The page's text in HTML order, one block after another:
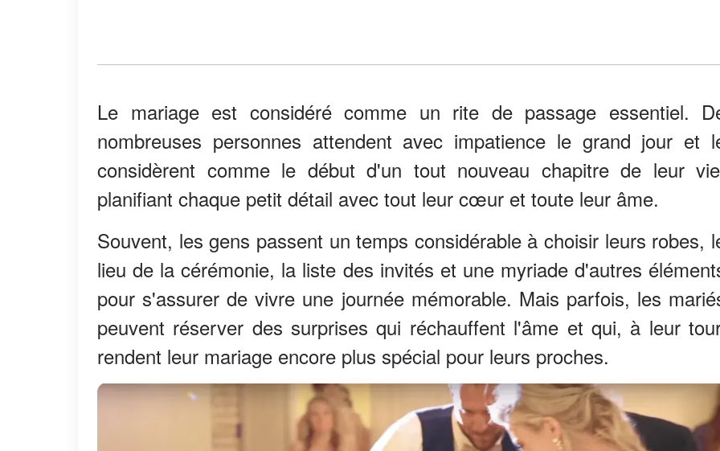
Le mariage est considéré comme un rite de passage essentiel.
nombreuses personnes attendent avec impatience le grand jour et
considèrent comme le début d'un tout nouveau chapitre de leur
planifiant chaque petit détail avec tout leur cœur et toute leur âme.
Souvent, les gens passent un temps considérable à choisir leurs robes,
lieu de la cérémonie, la liste des invités et une myriade d'autres
pour s'assurer de vivre une journée mémorable. Mais parfois, les
peuvent réserver des surprises qui réchauffent l'âme et qui, à leur
rendent leur mariage encore plus spécial pour leurs proches.